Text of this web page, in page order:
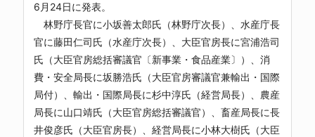
6月24日に発表。
林野庁長官に小坂善太郎氏（林野庁次長）、水産庁長
官に藤田仁司氏（水産庁次長）、大臣官房長に宮浦浩司
氏（大臣官房総括審議官〔新事業・食品産業〕）、消
費・安全局長に坂勝浩氏（大臣官房審議官兼輸出・国際
局付）、輸出・国際局長に杉中淳氏（経営局長）、農産
局長に山口靖氏（大臣官房総括審議官）、畜産局長に長
井俊彦氏（大臣官房長）、経営局長に小林大樹氏（大臣